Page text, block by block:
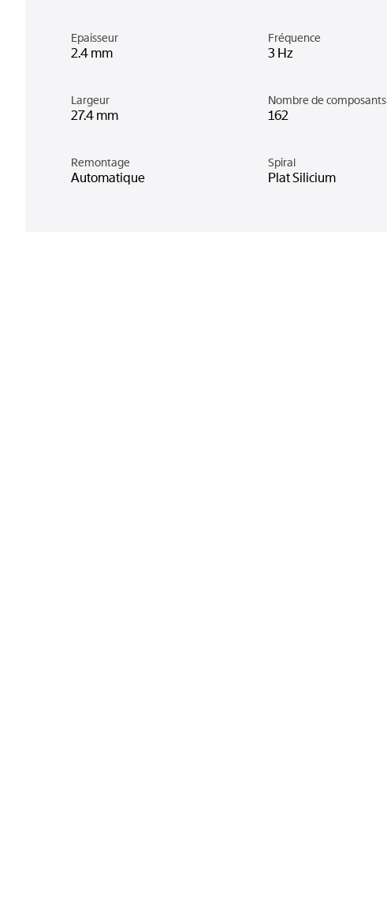
Epaisseur
2.4 mm
Fréquence
3 Hz
Largeur
27.4 mm
Nombre de composants
162
Remontage
Automatique
Spiral
Plat Silicium